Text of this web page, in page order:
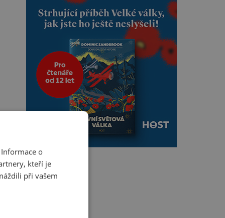
o
kteří je
při vašem